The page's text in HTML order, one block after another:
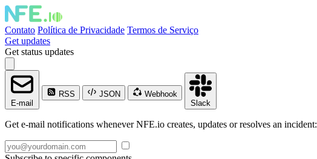
Contato Política de Privacidade Termos de Serviço
Get updates
Get status updates
E-mail
RSS JSON
Webhook
Slack
Get e-mail notifications whenever NFE.io creates, updates or resolves an incident: